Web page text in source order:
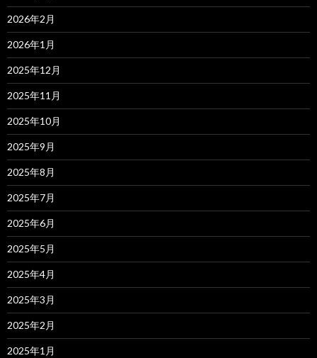
2026年2月
2026年1月
2025年12月
2025年11月
2025年10月
2025年9月
2025年8月
2025年7月
2025年6月
2025年5月
2025年4月
2025年3月
2025年2月
2025年1月